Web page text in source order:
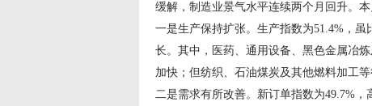
缓解，制造业景气水平连续两个月回升。本
一是生产保持扩张。生产指数为51.4%，
长。其中，医药、通用设备、黑色金属冶
加快；但纺织、石油煤炭及其他燃料加工
二是需求有所改善。新订单指数为49.7%